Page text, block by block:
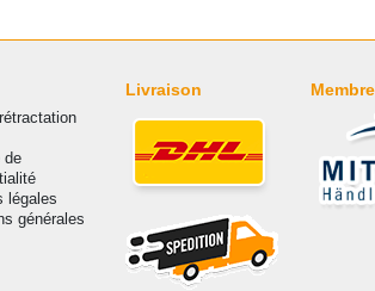
de
légales
générales
Livraison